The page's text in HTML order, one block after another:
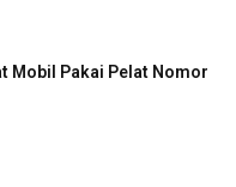
Mobil Pakai Pelat Nomor